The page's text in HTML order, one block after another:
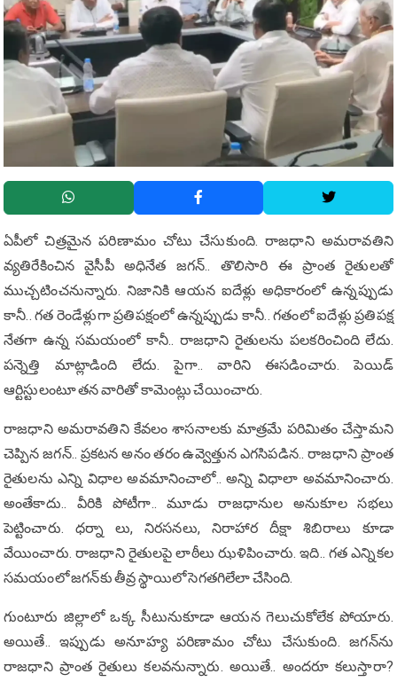
ఏపీలో చిత్ర‌మైన ప‌రిణామం చోటు చేసుకుంది. రాజ‌ధాని అమ‌రావ‌తిని
వ్య‌తిరేకించిన వైసీపీ అధినేత జ‌గ‌న్‌.. తొలిసారి ఈ ప్రాంత రైతుల‌తో
ముచ్చ‌టించ‌నున్నారు. నిజానికి ఆయ‌న ఐదేళ్లు అధికారంలో ఉన్న‌ప్పుడు
కానీ.. గ‌త రెండేళ్లుగా ప్ర‌తిప‌క్షంలో ఉన్న‌ప్పుడు కానీ.. గ‌తంలో ఐదేళ్లు ప్ర‌తిప‌క్ష
నేత‌గా ఉన్న స‌మ‌యంలో కానీ.. రాజ‌ధాని రైతుల‌ను ప‌ల‌క‌రించింది లేదు.
ప‌న్నెత్తి మాట్లాడింది లేదు. పైగా.. వారిని ఈస‌డించారు. పెయిడ్
ఆర్టిస్టులంటూ త‌న వారితో కామెంట్లు చేయించారు.
రాజ‌ధాని అమ‌రావ‌తిని కేవలం శాస‌నాల‌కు మాత్ర‌మే ప‌రిమితం చేస్తామ‌ని
చెప్పిన జ‌గ‌న్‌.. ప్ర‌క‌ట‌న అనం త‌రం ఉవ్వెత్తున ఎగ‌సిప‌డిన‌.. రాజ‌ధాని ప్రాంత
రైతుల‌ను ఎన్ని విధాల అవ‌మానించాలో.. అన్ని విధాలా అవ‌మానించారు.
అంతేకాదు.. వీరికి పోటీగా.. మూడు రాజ‌ధానుల అనుకూల స‌భ‌లు
పెట్టించారు. ధ‌ర్నా లు, నిర‌స‌న‌లు, నిరాహార దీక్షా శిబిరాలు కూడా
వేయించారు. రాజ‌ధాని రైతుల‌పై లాఠీలు ఝ‌ళిపించారు. ఇది.. గ‌త ఎన్నిక‌ల
స‌మ‌యంలో జ‌గ‌న్‌కు తీవ్ర స్థాయిలో సెగ‌త‌గిలేలా చేసింది.
గుంటూరు జిల్లాలో ఒక్క సీటునుకూడా ఆయ‌న గెలుచుకోలేక పోయారు.
అయితే.. ఇప్పుడు అనూహ్య ప‌రిణామం చోటు చేసుకుంది. జ‌గ‌న్‌ను
రాజ‌ధాని ప్రాంత రైతులు క‌ల‌వ‌నున్నారు. అయితే.. అంద‌రూ క‌లుస్తారా?